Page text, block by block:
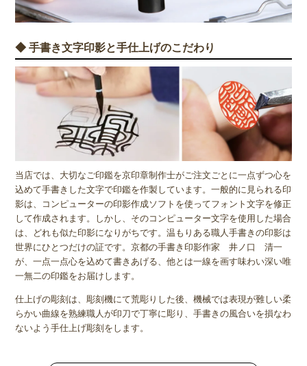
◆ 手書き文字印影と手仕上げのこだわり
当店では、大切なご印鑑を京印章制作士がご注文ごとに一点ずつ心を
込めて手書きした文字で印鑑を作製しています。一般的に見られる印
影は、コンピューターの印影作成ソフトを使ってフォント文字を修正
して作成されます。しかし、そのコンピューター文字を使用した場合
は、どれも似た印影になりがちです。温もりある職人手書きの印影は
世界にひとつだけの証です。京都の手書き印影作家 井ノ口 清一
が、一点一点心を込めて書きあげる、他とは一線を画す味わい深い唯
一無二の印鑑をお届けします。
仕上げの彫刻は、彫刻機にて荒彫りした後、機械では表現が難しい柔
らかい曲線を熟練職人が印刀で丁寧に彫り、手書きの風合いを損なわ
ないよう手仕上げ彫刻をします。